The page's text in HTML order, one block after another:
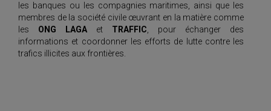
les banques ou les compagnies maritimes, ainsi que les
membres de la société civile œuvrant en la matière comme
les ONG LAGA et TRAFFIC , pour échanger des
informations et coordonner les efforts de lutte contre les
trafics illicites aux frontières.